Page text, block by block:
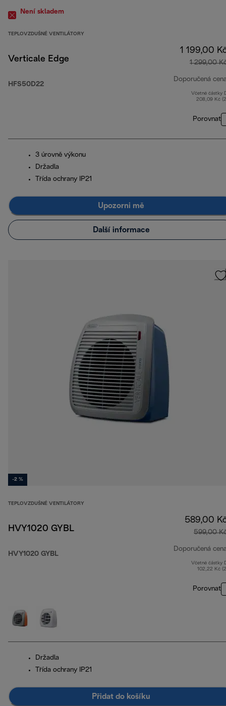
Není skladem
TEPLOVZDUŠNÉ VENTILÁTORY
Verticale Edge
HFS50D22
1 199,00
1 299,00
Doporučená
Včetně částky
208,09 Kč
Porovnat
3 úrovně výkonu
Držadla
Třída ochrany IP21
Upozorni mě
Další informace
-2 %
TEPLOVZDUŠNÉ VENTILÁTORY
HVY1020 GYBL
HVY1020 GYBL
589,00
599,00
Doporučená
Včetně částky
102,22 Kč
Porovnat
Držadla
Třída ochrany IP21
Přidat do košíku